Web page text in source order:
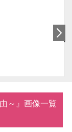
～』画像一覧